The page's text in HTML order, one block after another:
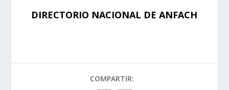
DIRECTORIO NACIONAL DE ANFACH
COMPARTIR: